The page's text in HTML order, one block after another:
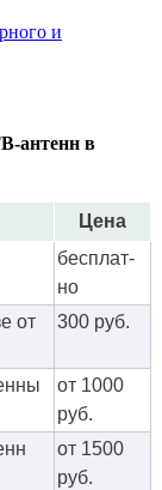
антенн в
Цена
бес­плат­
но
от
300 руб.
от 1000
руб.
от 1500
руб.